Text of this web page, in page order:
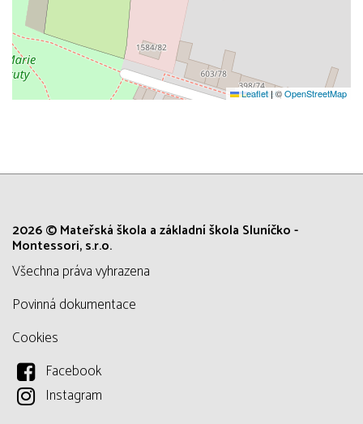
Leaflet|OpenStreetMap
Leaflet|©OpenStreetMap
2026 © Mateřská škola a základní škola Sluníčko -
Montessori, s.r.o.
všechna práva vyhrazena
Povinná dokumentace
Cookies
Facebook
Instagram